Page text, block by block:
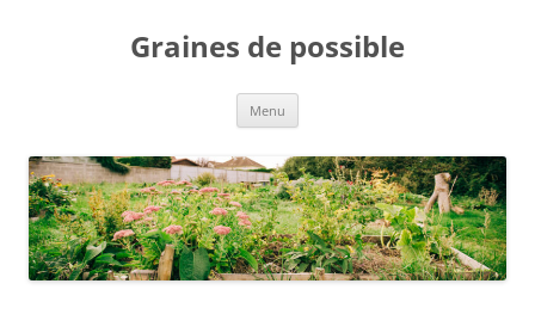
Graines de possible
Menu